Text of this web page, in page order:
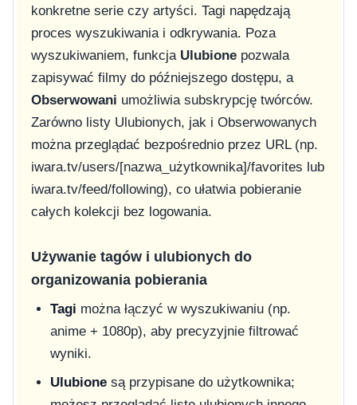
konkretne serie czy artyści. Tagi napędzają
proces wyszukiwania i odkrywania. Poza
wyszukiwaniem, funkcja Ulubionepozwala
zapisywać filmy do późniejszego dostępu, a
Obserwowani umożliwia subskrypcję twórców.
Zarówno listy Ulubionych, jak i Obserwowanych
można przeglądać bezpośrednio przez URL (np.
iwara.tv/users/[nazwa_użytkownika]/favorites lub
iwara.tv/feed/following), co ułatwia pobieranie
całych kolekcji bez logowania.
Używanie tagów i ulubionych do
organizowania pobierania
Tagi można łączyć w wyszukiwaniu (np.
anime + 1080p), aby precyzyjnie filtrować
wyniki.
Ulubionesą przypisane do użytkownika;